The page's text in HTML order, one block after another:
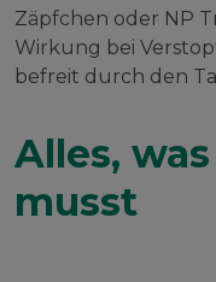
Zäpfchen oder NP
Wirkung bei
befreit durch den
Alles,
musst